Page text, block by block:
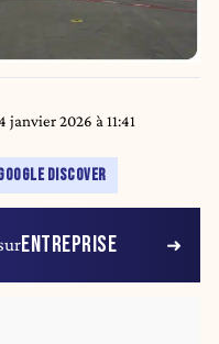
janvier 2026 à 11:41
DISCOVER
ENTREPRISE